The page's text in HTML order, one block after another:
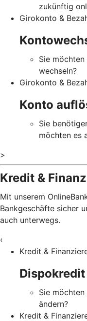
zukünftig
Girokonto &
Sie
wechseln?
Girokonto &
Konto
Sie
möchten es
>
Kredit &
Mit unserem
Bankgeschäfte sicher
auch unterwegs.
‹
Kredit &
Sie
ändern?
Kredit &